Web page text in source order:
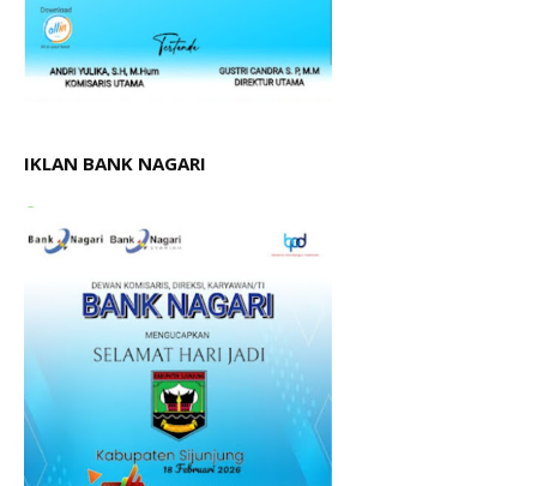
IKLAN BANK NAGARI